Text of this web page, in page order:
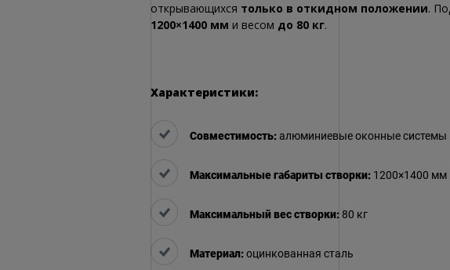
открывающихся только в откидном положении.
1200×1400 мм и весом до 80 кг.
Характеристики:
Совместимость:алюминиевые оконные системы
Максимальные габариты створки: 1200×1400 мм
Максимальный вес створки: 80 кг
Материал:оцинкованная сталь